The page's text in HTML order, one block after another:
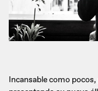
Incansable como